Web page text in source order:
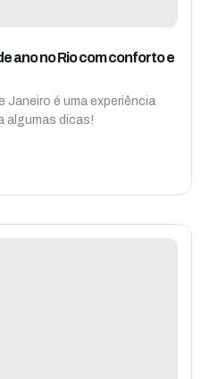
ano no Rio com conforto e
Janeiro é uma experiência
algumas dicas!